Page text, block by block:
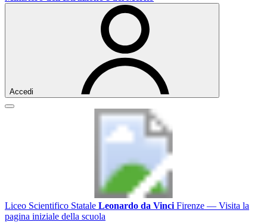
Accedi
Liceo Scientifico Statale Leonardo da Vinci Firenze — Visita la
pagina iniziale della scuola